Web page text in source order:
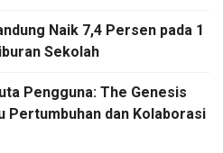
Naik 7,4 Persen pada 1
Sekolah
Pengguna: The Genesis
Pertumbuhan dan Kolaborasi